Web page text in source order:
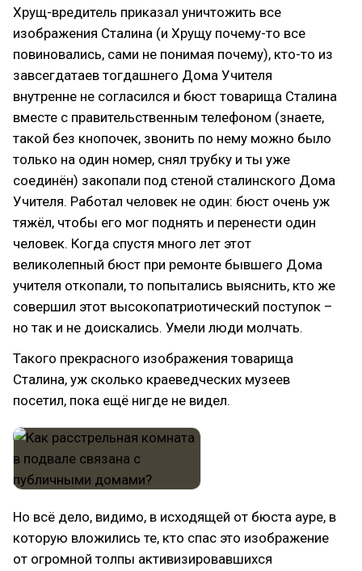
Хрущ-вредитель приказал уничтожить все
изображения Сталина (и Хрущу почему-то все
повиновались, сами не понимая почему), кто-то из
завсегдатаев тогдашнего Дома Учителя
внутренне не согласился и бюст товарища Сталина
вместе с правительственным телефоном (знаете,
такой без кнопочек, звонить по нему можно было
только на один номер, снял трубку и ты уже
соединён) закопали под стеной сталинского Дома
Учителя. Работал человек не один: бюст очень уж
тяжёл, чтобы его мог поднять и перенести один
человек. Когда спустя много лет этот
великолепный бюст при ремонте бывшего Дома
учителя откопали, то попытались выяснить, кто же
совершил этот высокопатриотический поступок –
но так и не доискались. Умели люди молчать.
Такого прекрасного изображения товарища
Сталина, уж сколько краеведческих музеев
посетил, пока ещё нигде не видел.
Но всё дело, видимо, в исходящей от бюста ауре, в
которую вложились те, кто спас это изображение
от огромной толпы активизировавшихся